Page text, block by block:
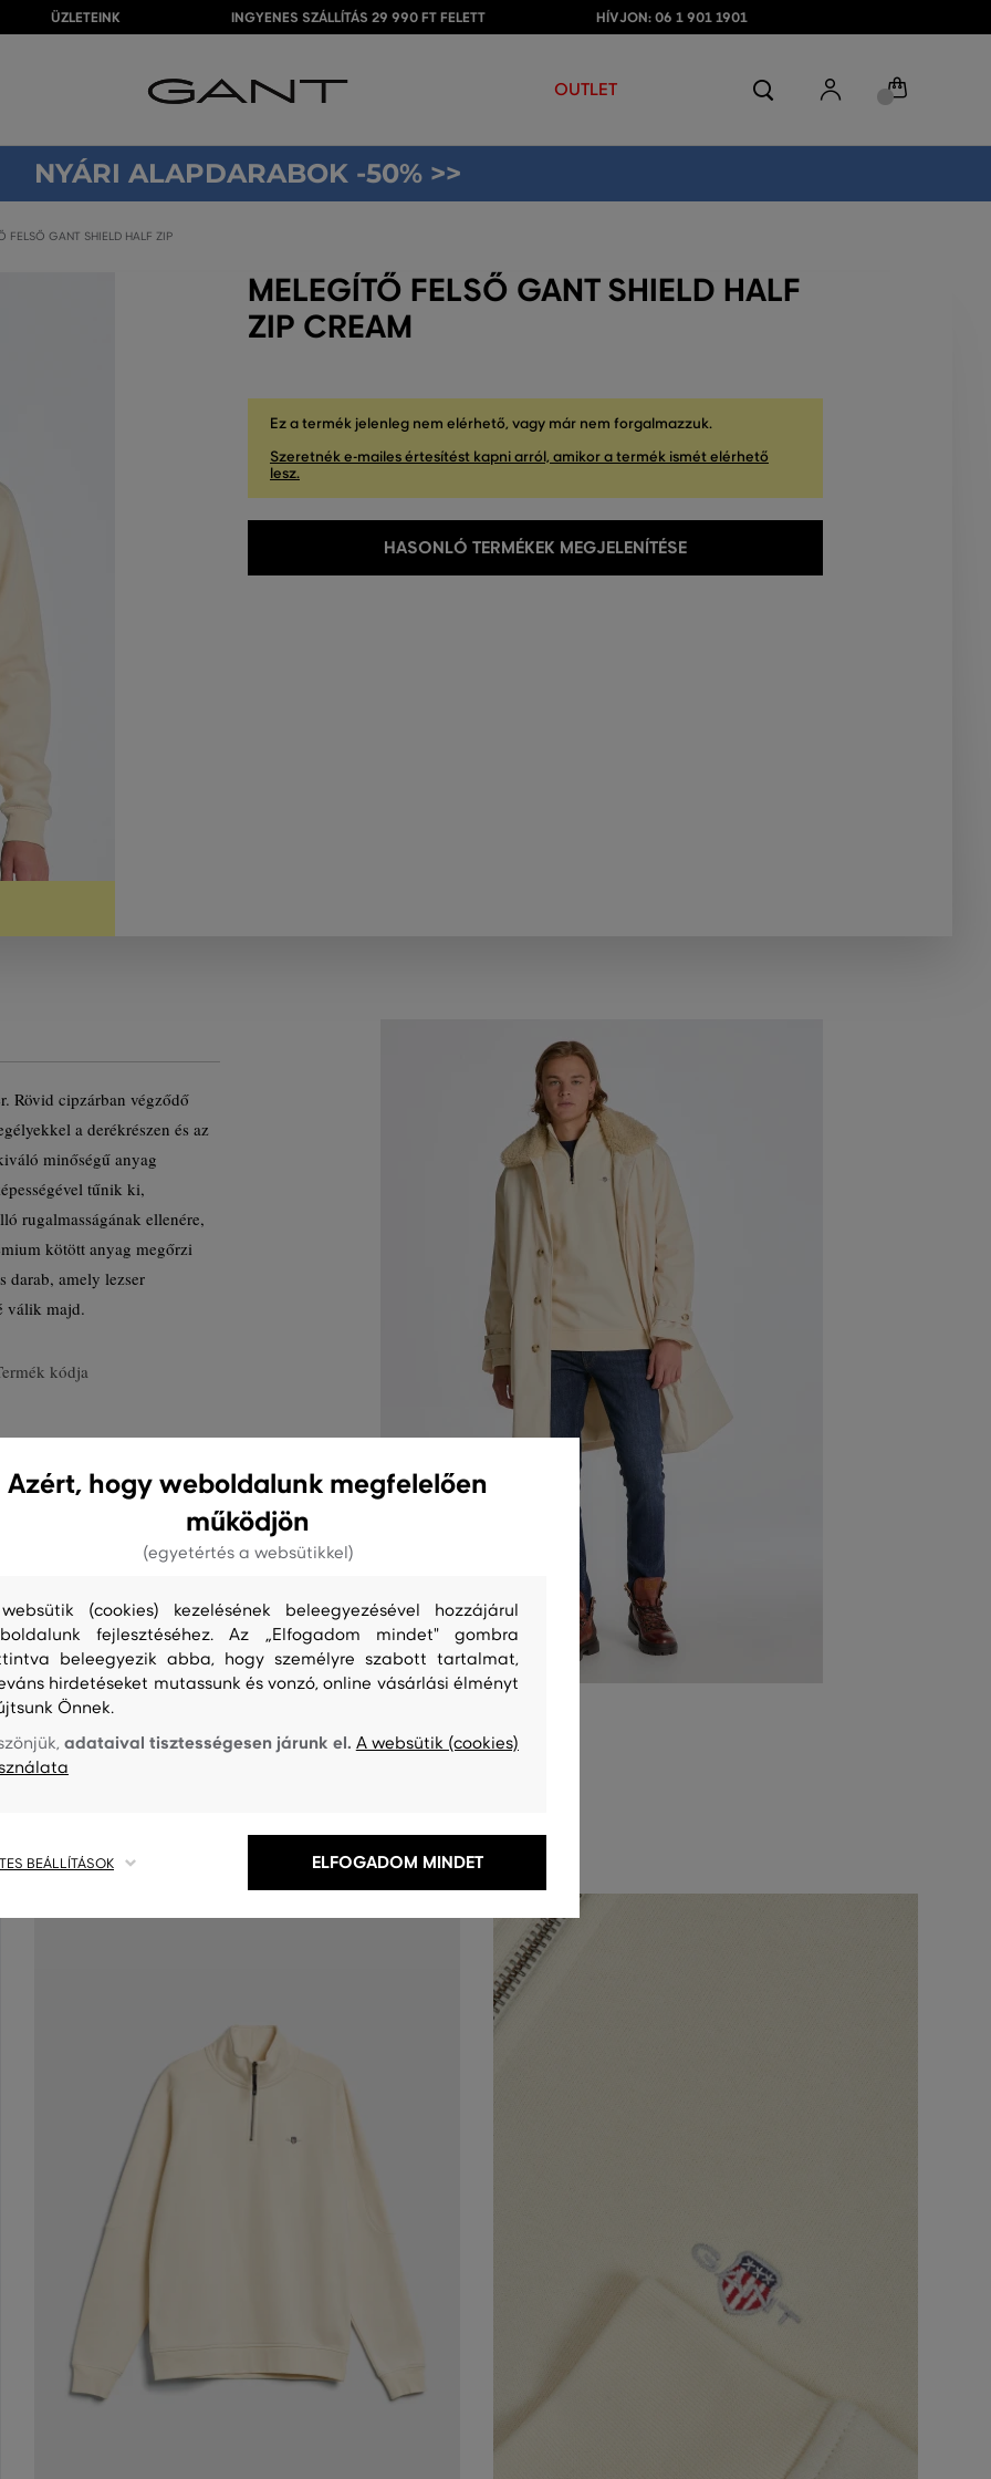
ÜZLETEINK INGYENES SZÁLLÍTÁS 29 990 FT FELETT HÍVJON: 06 1 901 1901
OUTLET
NYÁRI ALAPDARABOK -50% >>
FELSŐ GANT SHIELD HALF ZIP
MELEGÍTŐ FELSŐ GANT SHIELD HALF
ZIP CREAM
Ez a termék jelenleg nem elérhető, vagy már nem forgalmazzuk.
Szeretnék e-mailes értesítést kapni arról, amikor a termék ismét elérhető
lesz.
HASONLÓ TERMÉKEK MEGJELENÍTÉSE
Rövid cipzárban végződő
a derékrészen és az
minőségű anyag
tűnik ki,
rugalmasságának ellenére,
kötött anyag megőrzi
darab, amely lezser
válik majd.
kódja
TISZTÍTÁS
Azért, hogy weboldalunk megfelelően
működjön
(egyetértés a websütikkel)
(cookies) kezelésének beleegyezésével hozzájárul
fejlesztéséhez. Az „Elfogadom mindet" gombra
beleegyezik abba, hogy személyre szabott tartalmat,
hirdetéseket mutassunk és vonzó, online vásárlási élményt
Önnek.
adataival tisztességesen járunk el. A websütik (cookies)
BEÁLLÍTÁSOK ELFOGADOM MINDET